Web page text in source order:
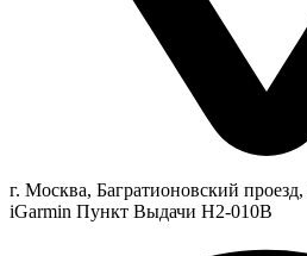
г. Москва, Багратионовский
iGarmin Пункт Выдачи Н2-010В